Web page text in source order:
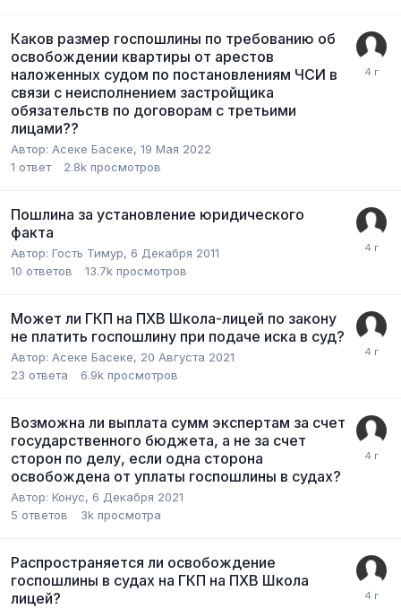
Каков размер госпошлины по требованию об
освобождении квартиры от арестов
наложенных судом по постановлениям ЧСИ в
связи с неисполнением застройщика
обязательств по договорам с третьими
лицами??
Автор: Асеке Басеке, 19 Мая 2022
1 ответ 2.8k просмотров
Пошлина за установление юридического
факта
Автор: Гость Тимур, 6 Декабря 2011
10 ответов 13.7k просмотров
Может ли ГКП на ПХВ Школа-лицей по закону
не платить госпошлину при подаче иска в суд?
Автор: Асеке Басеке, 20 Августа 2021
23 ответа 6.9k просмотров
Возможна ли выплата сумм экспертам за счет
государственного бюджета, а не за счет
сторон по делу, если одна сторона
освобождена от уплаты госпошлины в судах?
Автор: Конус, 6 Декабря 2021
5 ответов 3k просмотра
Распространяется ли освобождение
госпошлины в судах на ГКП на ПХВ Школа
лицей?